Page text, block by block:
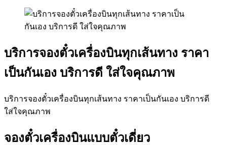
บริการจองตั๋วเครื่องบินทุกเส้นทาง ราคา
เป็นกันเอง บริการดี ใส่ใจคุณภาพ
บริการจองตั๋วเครื่องบินทุกเส้นทาง ราคาเป็นกันเอง บริการดี
ใส่ใจคุณภาพ
จองตั๋วเครื่องบินแบบตั๋วเดี่ยว